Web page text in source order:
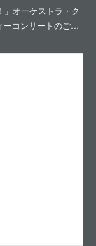
オーケストラ・ク
ーコンサートのご…